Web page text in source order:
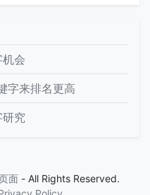
会
字来排名更高
究
面 - All Rights Reserved.